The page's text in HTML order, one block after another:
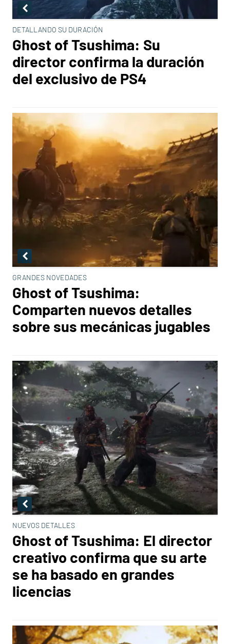
DETALLANDO SU DURACIÓN
Ghost of Tsushima: Su
director confirma la duración
del exclusivo de PS4
GRANDES NOVEDADES
Ghost of Tsushima:
Comparten nuevos detalles
sobre sus mecánicas jugables
NUEVOS DETALLES
Ghost of Tsushima: El director
creativo confirma que su arte
se ha basado en grandes
licencias